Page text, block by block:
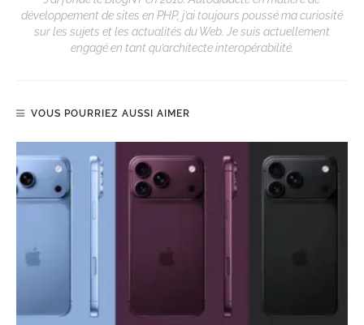
développement de sites en PHP, j’ai toujours poussé ma curiosité
sur les sujets et les actualités du Web. Je suis actuellement
engagé en tant qu’architecte interopérabilité.
VOUS POURRIEZ AUSSI AIMER